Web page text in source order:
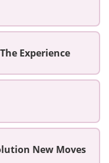
Experience
New Moves